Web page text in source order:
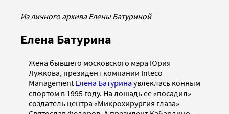
Из личного архива Елены Батуриной
Елена Батурина
Жена бывшего московского мэра Юрия
Лужкова, президент компании Inteco
Management Елена Батурина увлеклась конным
спортом в 1995 году. На лошадь ее «посадил»
создатель центра «Микрохирургия глаза»